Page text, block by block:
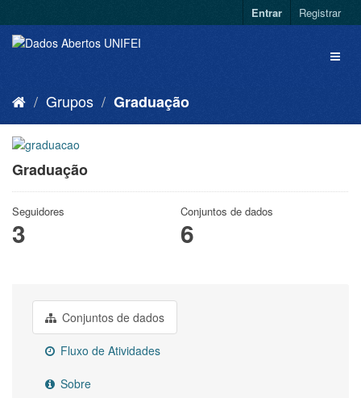
Entrar Registrar
Grupos Graduação
Graduação
Seguidores
3
Conjuntos de dados
6
Conjuntos de dados
Fluxo de Atividades
Sobre